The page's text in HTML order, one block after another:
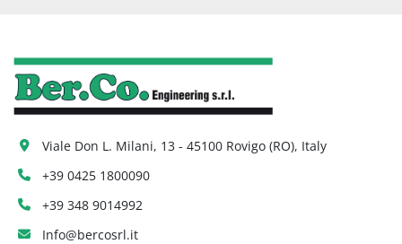
Viale Don L. Milani, 13 - 45100 Rovigo (RO), Italy
+39 0425 1800090
+39 348 9014992
Info@bercosrl.it